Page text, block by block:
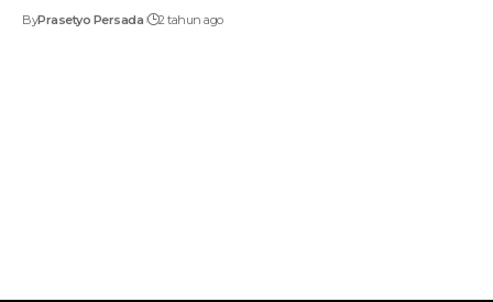
ByPrasetyo Persada 2 tahun ago